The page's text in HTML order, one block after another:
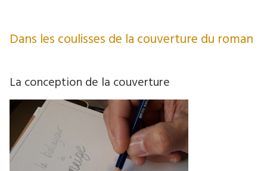
Dans les coulisses de la couverture du roman
La conception de la couverture